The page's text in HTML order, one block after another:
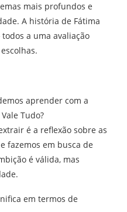
mais profundos e
A história de Fátima
a uma avaliação
aprender com a
Tudo?
é a reflexão sobre as
fazemos em busca de
é válida, mas
em termos de